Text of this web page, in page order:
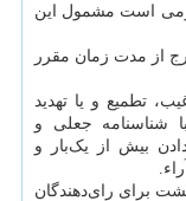
است مشمول این
از مدت زمان مقرر
تطمیع و یا تهدید
شناسنامه جعلی و
بیش از یک‌بار و
برای رای‌دهندگان